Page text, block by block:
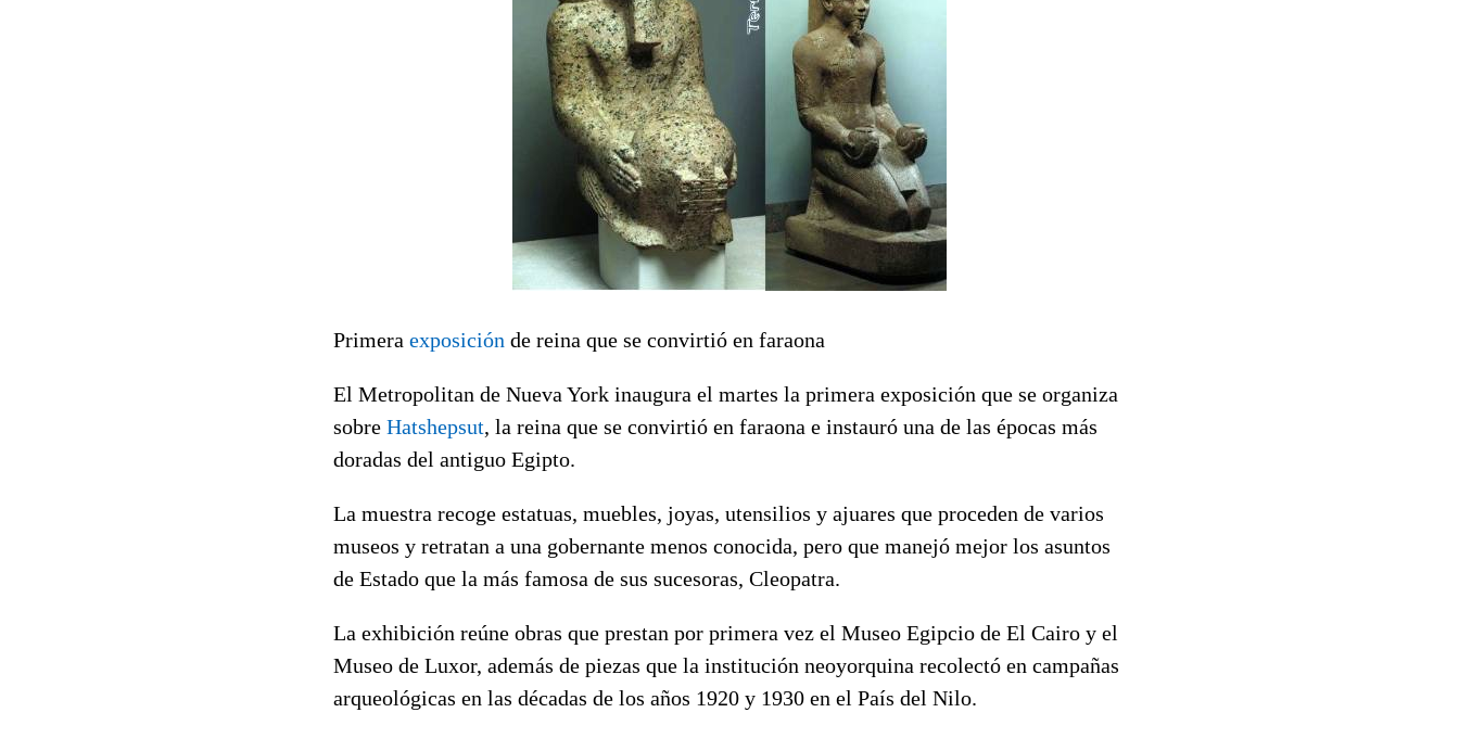
Primera exposición de reina que se convirtió en faraona
El Metropolitan de Nueva York inaugura el martes la primera exposición que se organiza
sobre Hatshepsut, la reina que se convirtió en faraona e instauró una de las épocas más
doradas del antiguo Egipto.
La muestra recoge estatuas, muebles, joyas, utensilios y ajuares que proceden de varios
museos y retratan a una gobernante menos conocida, pero que manejó mejor los asuntos
de Estado que la más famosa de sus sucesoras, Cleopatra.
La exhibición reúne obras que prestan por primera vez el Museo Egipcio de El Cairo y el
Museo de Luxor, además de piezas que la institución neoyorquina recolectó en campañas
arqueológicas en las décadas de los años 1920 y 1930 en el País del Nilo.